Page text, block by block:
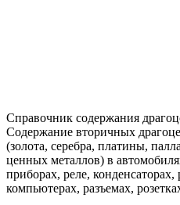
Справочник содержания
Содержание вторичных
(золота, серебра, платины,
ценных металлов) в
приборах, реле, конденсаторах,
компьютерах, разъемах,